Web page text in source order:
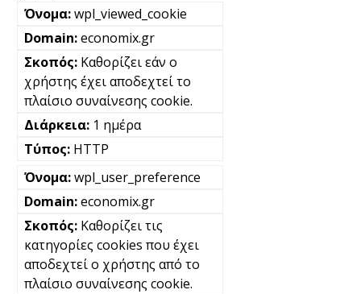
wpl_viewed_cookie
economix.gr
Καθορίζει εάν ο
χρήστης έχει αποδεχτεί το
πλαίσιο συναίνεσης cookie.
1 ημέρα
HTTP
wpl_user_preference
economix.gr
Καθορίζει τις
κατηγορίες cookies που έχει
αποδεχτεί ο χρήστης από το
πλαίσιο συναίνεσης cookie.